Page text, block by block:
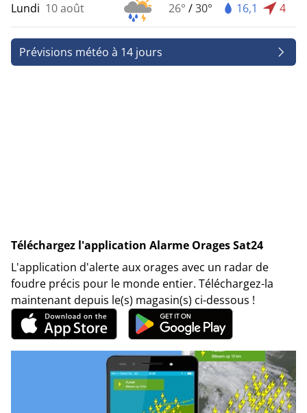
Lundi 10 août 26° /30° 16,1 4
Prévisions météo à 14 jours
Téléchargez l'application Alarme Orages Sat24
L'application d'alerte aux orages avec un radar de
foudre précis pour le monde entier. Téléchargez-la
maintenant depuis le(s) magasin(s) ci-dessous !